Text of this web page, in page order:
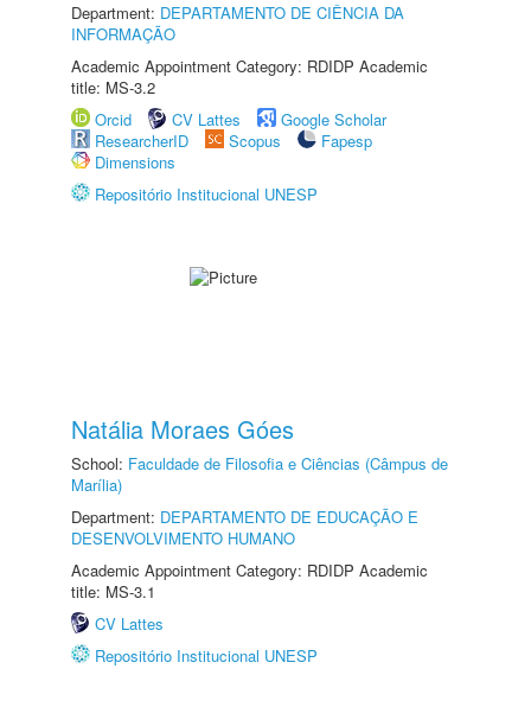
Department: DEPARTAMENTO DE CIÊNCIA DA
INFORMAÇÃO
Academic Appointment Category: RDIDP Academic
title: MS-3.2
Orcid
CV Lattes
Google Scholar
ResearcherID
Scopus
Fapesp
Dimensions
Repositório Institucional UNESP
Natália Moraes Góes
School: Faculdade de Filosofia e Ciências (Câmpus de
Marília)
Department: DEPARTAMENTO DE EDUCAÇÃO E
DESENVOLVIMENTO HUMANO
Academic Appointment Category: RDIDP Academic
title: MS-3.1
CV Lattes
Repositório Institucional UNESP